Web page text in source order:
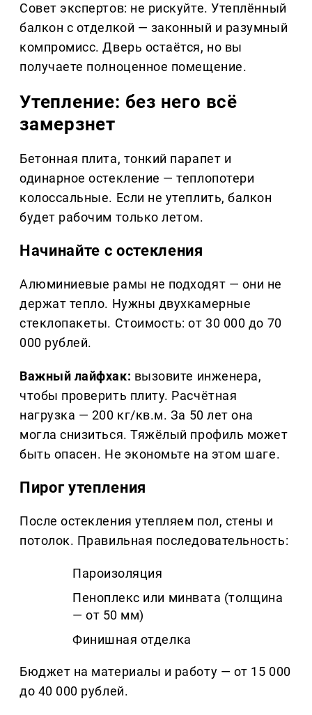
Совет экспертов: не рискуйте. Утеплённый
балкон с отделкой — законный и разумный
компромисс. Дверь остаётся, но вы
получаете полноценное помещение.
Утепление: без него всё
замерзнет
Бетонная плита, тонкий парапет и
одинарное остекление — теплопотери
колоссальные. Если не утеплить, балкон
будет рабочим только летом.
Начинайте с остекления
Алюминиевые рамы не подходят — они не
держат тепло. Нужны двухкамерные
стеклопакеты. Стоимость: от 30 000 до 70
000 рублей.
Важный лайфхак: вызовите инженера,
чтобы проверить плиту. Расчётная
нагрузка — 200 кг/кв.м. За 50 лет она
могла снизиться. Тяжёлый профиль может
быть опасен. Не экономьте на этом шаге.
Пирог утепления
После остекления утепляем пол, стены и
потолок. Правильная последовательность:
Пароизоляция
Пеноплекс или минвата (толщина
— от 50 мм)
Финишная отделка
Бюджет на материалы и работу — от 15 000
до 40 000 рублей.